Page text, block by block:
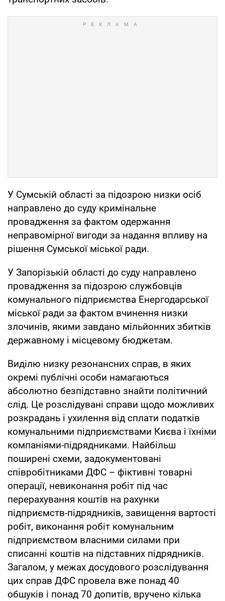
У Сумській області за підозрою низки осіб
направлено до суду кримінальне
провадження за фактом одержання
неправомірної вигоди за надання впливу на
рішення Сумської міської ради.
У Запорізькій області до суду направлено
провадження за підозрою службовців
комунального підприємства Енергодарської
міської ради за фактом вчинення низки
злочинів, якими завдано мільйонних збитків
державному і місцевому бюджетам.
Виділю низку резонансних справ, в яких
окремі публічні особи намагаються
абсолютно безпідставно знайти політичний
слід. Це розслідувані справи щодо можливих
розкрадань і ухилення від сплати податків
комунальними підприємствами Києва і їхніми
компаніями-підрядниками. Найбільш
поширені схеми, задокументовані
співробітниками ДФС – фіктивні товарні
операції, невиконання робіт під час
перерахування коштів на рахунки
підприємств-підрядників, завищення вартості
робіт, виконання робіт комунальним
підприємством власними силами при
списанні коштів на підставних підрядників.
Загалом, у межах досудового розслідування
цих справ ДФС провела вже понад 40
обшуків і понад 70 допитів, вручено кілька